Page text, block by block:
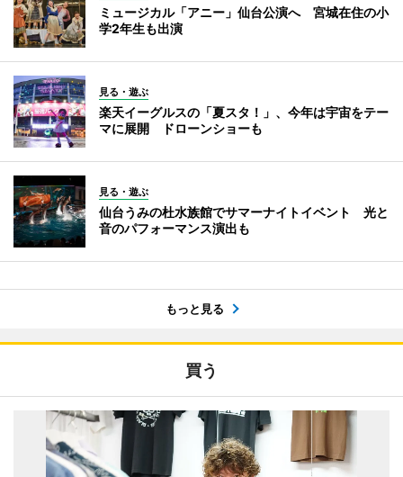
ミュージカル「アニー」仙台公演へ 宮城在住の小
学2年生も出演
見る・遊ぶ
楽天イーグルスの「夏スタ！」、今年は宇宙をテー
マに展開 ドローンショーも
見る・遊ぶ
仙台うみの杜水族館でサマーナイトイベント 光と
音のパフォーマンス演出も
もっと見る
買う